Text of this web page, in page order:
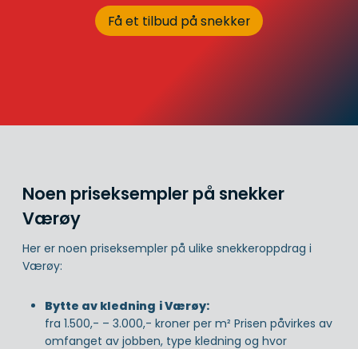
Få et tilbud på snekker
Noen priseksempler på snekker
Værøy
Her er noen priseksempler på ulike snekkeroppdrag i
Værøy:
Bytte av kledning i Værøy:
fra 1.500,- – 3.000,- kroner per m² Prisen påvirkes av
omfanget av jobben, type kledning og hvor